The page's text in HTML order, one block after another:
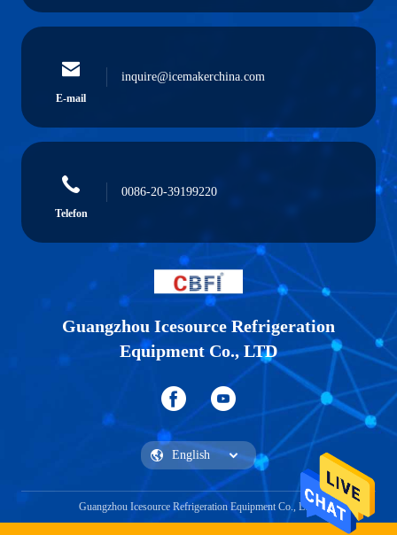
E-mail
inquire@icemakerchina.com
Telefon
0086-20-39199220
Guangzhou Icesource Refrigeration
Equipment Co., LTD
Guangzhou Icesource Refrigeration Equipment Co., LTD